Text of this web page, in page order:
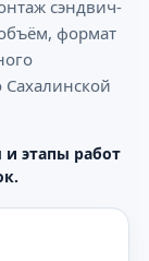
сэндвич-
формат
этапы работ